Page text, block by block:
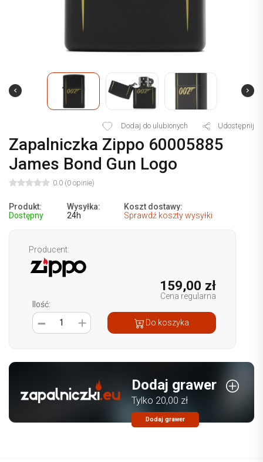
Dodaj do ulubionych Udostępnij
Zapalniczka Zippo 60005885
James Bond Gun Logo
0.0 (0 opinie)
Produkt:
Dostępny
Wysyłka:
24h
Koszt dostawy:
Sprawdź koszty wysyłki
Producent:
159,00 zł
Cena regularna
Ilość:
1
Do koszyka
Dodaj grawer
Tylko 20,00 zł
Dodaj grawer